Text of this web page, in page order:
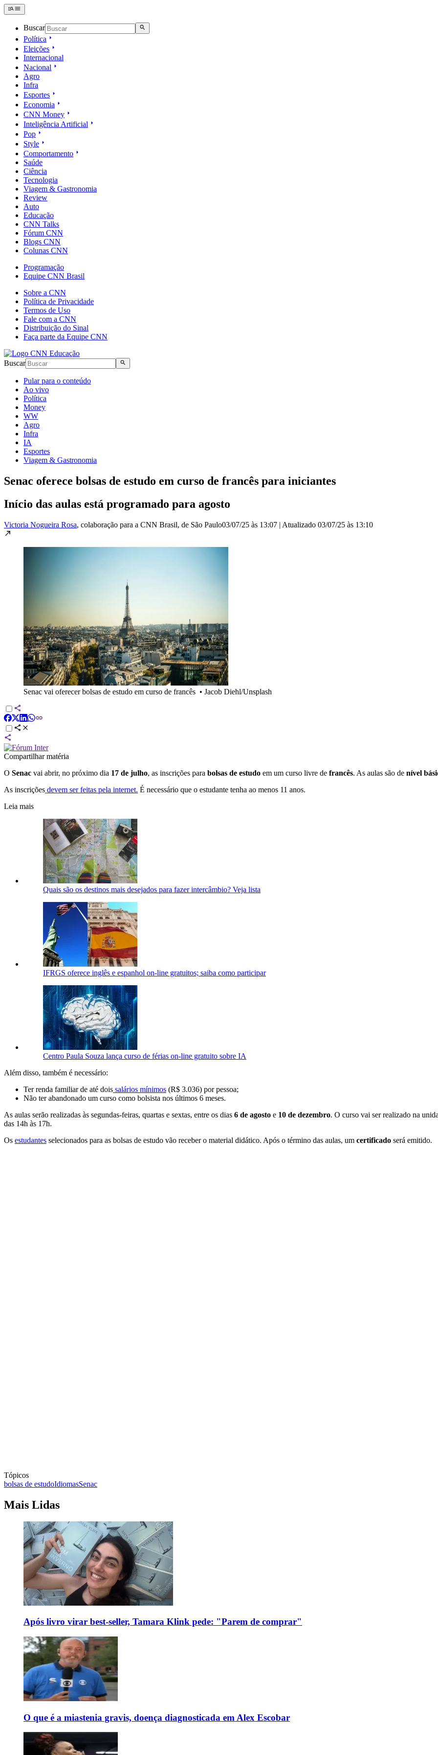
Buscar
Política
Eleições
Internacional
Nacional
Agro
Infra
Esportes
Economia
CNN Money
Inteligência Artificial
Pop
Style
Comportamento
Saúde
Ciência
Tecnologia
Viagem & Gastronomia
Review
Auto
Educação
CNN Talks
Fórum CNN
Blogs CNN
Colunas CNN
Programação
Equipe CNN Brasil
Sobre a CNN
Política de Privacidade
Termos de Uso
Fale com a CNN
Distribuição do Sinal
Faça parte da Equipe CNN
Buscar
Pular para o conteúdo
Ao vivo
Política
Money
WW
Agro
Infra
IA
Esportes
Viagem & Gastronomia
Senac oferece bolsas de estudo em curso de francês para iniciantes
Início das aulas está programado para agosto
Victoria Nogueira Rosa, colaboração para a CNN Brasil, de São Paulo03/07/25 às 13:07 | Atualizado 03/07/25 às 13:10
Senac vai oferecer bolsas de estudo em curso de francês • Jacob Diehl/Unsplash
Compartilhar matéria
O Senac vai abrir, no próximo dia 17 de julho, as inscrições para bolsas de estudo em um curso livre de francês. As aulas são de nível
As inscrições devem ser feitas pela internet. É necessário que o estudante tenha ao menos 11 anos.
Leia mais
Quais são os destinos mais desejados para fazer intercâmbio? Veja lista
IFRGS oferece inglês e espanhol on-line gratuitos; saiba como participar
Centro Paula Souza lança curso de férias on-line gratuito sobre IA
Além disso, também é necessário:
Ter renda familiar de até dois salários mínimos (R$ 3.036) por pessoa;
Não ter abandonado um curso como bolsista nos últimos 6 meses.
As aulas serão realizadas às segundas-feiras, quartas e sextas, entre os dias 6 de agosto e 10 de dezembro. O curso vai ser realizado na
das 14h às 17h.
Os estudantes selecionados para as bolsas de estudo vão receber o material didático. Após o término das aulas, um certificado será emitido.
Tópicos
bolsas de estudoIdiomasSenac
Mais Lidas
Após livro virar best-seller, Tamara Klink pede: "Parem de comprar"
O que é a miastenia gravis, doença diagnosticada em Alex Escobar